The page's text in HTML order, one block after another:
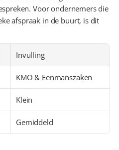
Voor ondernemers die
afspraak in de buurt, is dit
Invulling
KMO & Eenmanszaken
Klein
Gemiddeld